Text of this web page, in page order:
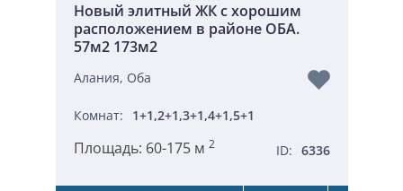
Новый элитный ЖК с хорошим
расположением в районе ОБА.
57м2 173м2
Алания, Оба
Комнат: 1+1,2+1,3+1,4+1,5+1
Площадь: 60-175 м 2 ID: 6336